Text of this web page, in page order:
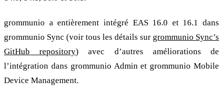
grommunio a entièrement intégré EAS 16.0 et 16.1 dans
grommunio Sync (voir tous les détails sur grommunio Sync’s
GitHub repository) avec d’autres améliorations de
l’intégration dans grommunio Admin et grommunio Mobile
Device Management.